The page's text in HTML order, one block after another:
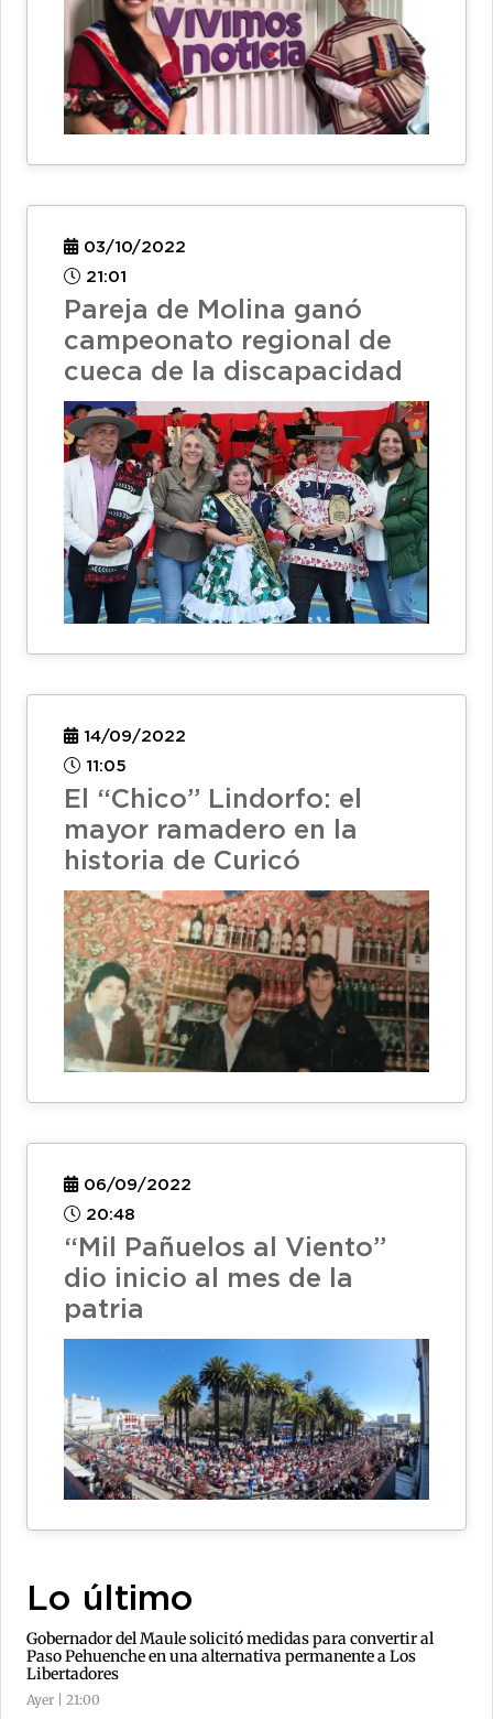
03/10/2022
21:01
Pareja de Molina ganó
campeonato regional de
cueca de la discapacidad
14/09/2022
11:05
El “Chico” Lindorfo: el
mayor ramadero en la
historia de Curicó
06/09/2022
20:48
“Mil Pañuelos al Viento”
dio inicio al mes de la
patria
Lo último
Gobernador del Maule solicitó medidas para convertir al
Paso Pehuenche en una alternativa permanente a Los
Libertadores
Ayer | 21:00